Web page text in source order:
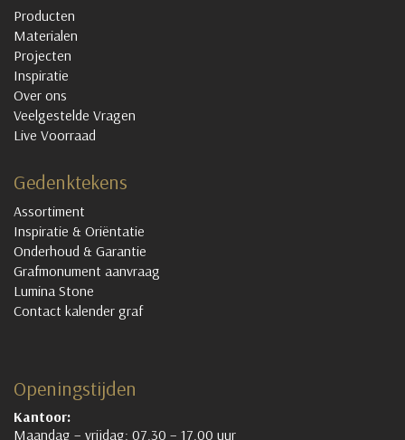
Producten
Materialen
Projecten
Inspiratie
Over ons
Veelgestelde Vragen
Live Voorraad
Gedenktekens
Assortiment
Inspiratie & Oriëntatie
Onderhoud & Garantie
Grafmonument aanvraag
Lumina Stone
Contact kalender graf
Openingstijden
Kantoor:
Maandag – vrijdag: 07.30 – 17.00 uur